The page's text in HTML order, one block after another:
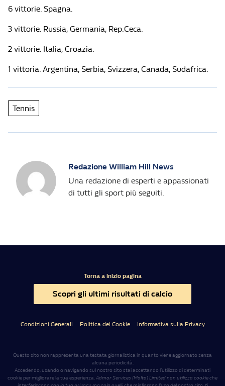
6 vittorie. Spagna.
3 vittorie. Russia, Germania, Rep.Ceca.
2 vittorie. Italia, Croazia.
1 vittoria. Argentina, Serbia, Svizzera, Canada, Sudafrica.
Tennis
Redazione William Hill News
Una redazione di esperti e appassionati
di tutti gli sport più seguiti.
Torna a inizio pagina
Scopri gli ultimi risultati di calcio
Condizioni Generali Politica dei Cookie Informativa sulla Privacy
Questo sito non rappresenta una testata giornalistica in quanto viene aggiornato senza
alcuna periodicità.
Accedendo, usando o navigando sul nostro sito stai accettando l’utilizzo di determinati
cookie per migliorare la tua esperienza.Admar Services (Malta) Limited non utilizza cookie che